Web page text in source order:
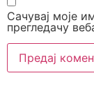
Сачувај моје
прегледачу